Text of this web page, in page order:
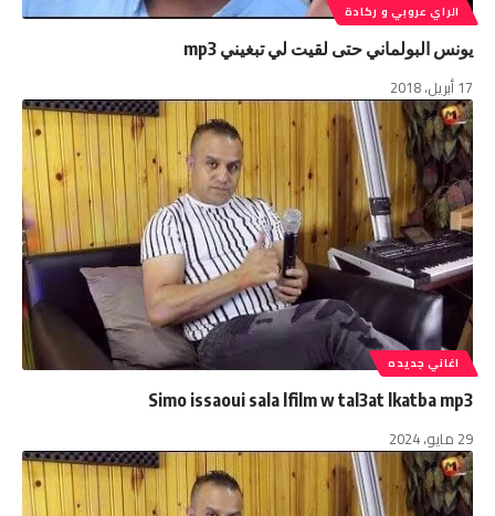
الراي عروبي و ركادة
يونس البولماني حتى لقيت لي تبغيني mp3
17 أبريل، 2018
اغاني جديده
Simo issaoui sala lfilm w tal3at lkatba mp3
29 مايو، 2024